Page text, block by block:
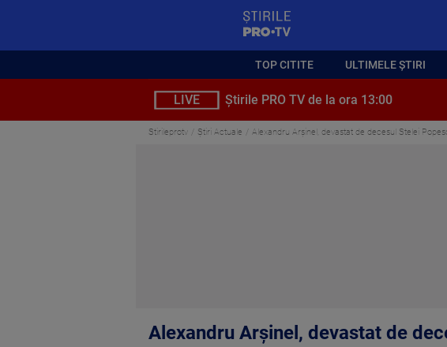
TOP CITITE ULTIMELE ȘTIRI
LIVE Știrile PRO TV de la ora 13:00
Stirileprotv Știri Actuale Alexandru Arșinel, devastat de decesul Stelei
Alexandru Arșinel, devastat de